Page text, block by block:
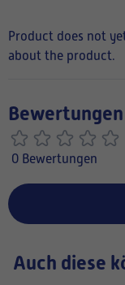
Product does not
about the product.
Bewertungen
0 Bewertungen
Auch diese